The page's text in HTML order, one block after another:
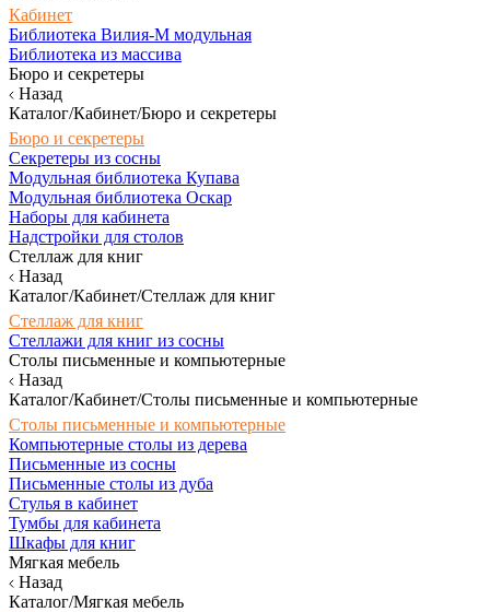
Кабинет
Библиотека Вилия-М модульная
Библиотека из массива
Бюро и секретеры
Назад
Каталог/Кабинет/Бюро и секретеры
Бюро и секретеры
Секретеры из сосны
Модульная библиотека Купава
Модульная библиотека Оскар
Наборы для кабинета
Надстройки для столов
Стеллаж для книг
Назад
Каталог/Кабинет/Стеллаж для книг
Стеллаж для книг
Стеллажи для книг из сосны
Столы письменные и компьютерные
Назад
Каталог/Кабинет/Столы письменные и компьютерные
Столы письменные и компьютерные
Компьютерные столы из дерева
Письменные из сосны
Письменные столы из дуба
Стулья в кабинет
Тумбы для кабинета
Шкафы для книг
Мягкая мебель
Назад
Каталог/Мягкая мебель